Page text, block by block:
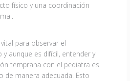
físico y una coordinación
para observar el
aunque es difícil, entender y
temprana con el pediatra es
de manera adecuada. Esto